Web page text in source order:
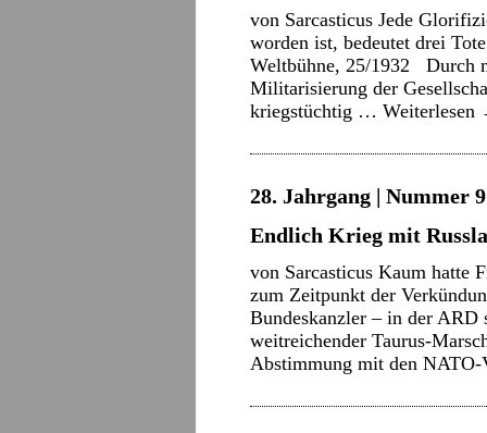
von Sarcasticus Jede
worden ist, bedeutet drei
Weltbühne, 25/1932 Durch
Militarisierung der
kriegstüchtig … Weiterlesen
28. Jahrgang | Nummer
Endlich Krieg mit
von Sarcasticus Kaum hatte
zum Zeitpunkt der
Bundeskanzler – in der ARD
weitreichender Taurus-
Abstimmung mit den